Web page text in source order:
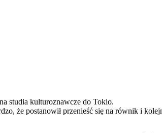
studia kulturoznawcze do Tokio.
że postanowił przenieść się na równik i